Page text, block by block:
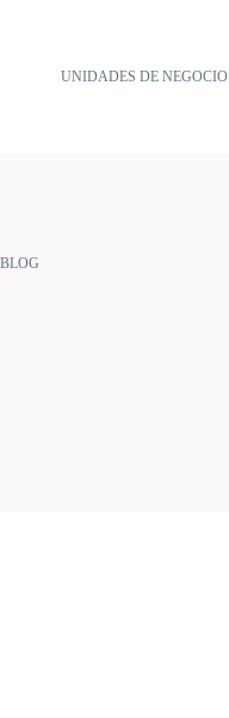
UNIDADES DE NEGOCIO
BLOG